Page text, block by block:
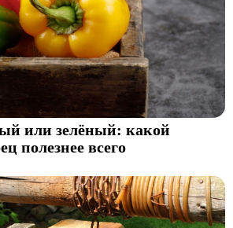
или зелёный: какой
полезнее всего